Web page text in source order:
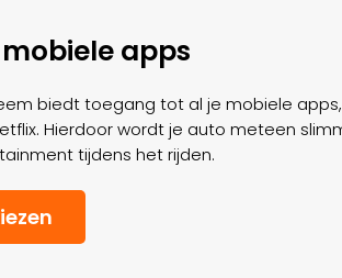
apps
biedt toegang tot al je mobiele
Hierdoor wordt je auto meteen
tijdens het rijden.